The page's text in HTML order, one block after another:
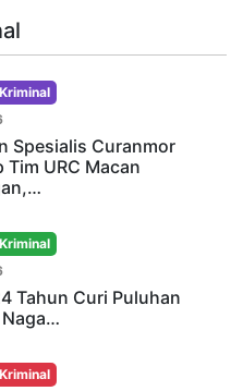
Spesialis Curanmor
Tim URC Macan
Tahun Curi Puluhan